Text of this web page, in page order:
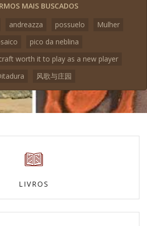
MAIS BUSCADOS
andreazza possuelo
Mulher
pico da neblina
worth it to play as a new player
风歌与庄园
LIVROS